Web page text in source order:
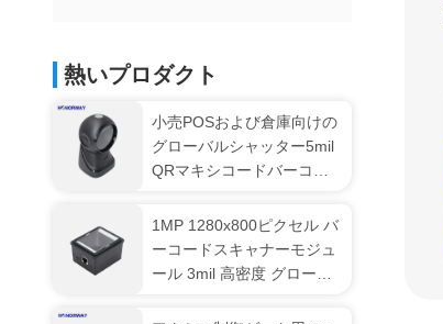
熱いプロダクト
小売POSおよび倉庫向けの
グローバルシャッター5mil
QRマキシコードバーコー
1MP 1280x800ピクセル バ
ーコードスキャナーモジュ
ール 3mil 高密度 グローバ